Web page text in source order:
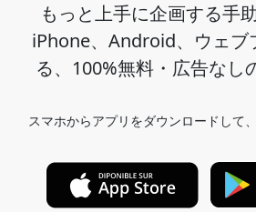
もっと上手に企画する手
iPhone、Android、ウェブ
る、100%無料・広告なし
スマホからアプリをダウンロードして